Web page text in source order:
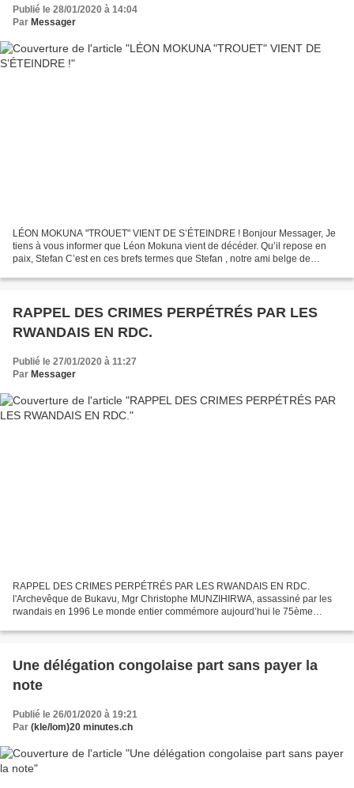
Publié le 28/01/2020 à 14:04
Par Messager
LÉON MOKUNA "TROUET" VIENT DE S’ÉTEINDRE ! Bonjour Messager, Je
tiens à vous informer que Léon Mokuna vient de décéder. Qu’il repose en
paix, Stefan C’est en ces brefs termes que Stefan , notre ami belge de
RAPPEL DES CRIMES PERPÉTRÉS PAR LES
RWANDAIS EN RDC.
Publié le 27/01/2020 à 11:27
Par Messager
RAPPEL DES CRIMES PERPÉTRÉS PAR LES RWANDAIS EN RDC.
l'Archevêque de Bukavu, Mgr Christophe MUNZIHIRWA, assassiné par les
rwandais en 1996 Le monde entier commémore aujourd’hui le 75ème
Une délégation congolaise part sans payer la
note
Publié le 26/01/2020 à 19:21
Par (kle/lom)20 minutes.ch